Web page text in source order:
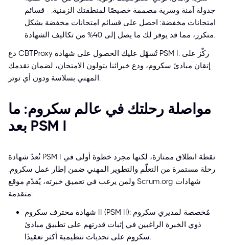
جدولة آمنة وسرية مصممة خصيصًا لمنطقتك الزمنية. - قسائم
امتحانات مخفضة: احصل على قسائم امتحانات مخفضة بشكل
متكرر، مما قد يوفر لك ما يصل إلى 40% من تكاليف الشهادة.
دع CBTProxy تُسهّل عليك الحصول على شهادة PSM I. ركّز على
إتقان مبادئ سكروم، ودع خبرائنا يتولون الامتحان، لضمان تقدمك
المهني بسلاسة ودون أي توتر.
مواصلة رحلتك في عالم سكروم: ما
بعد PSM I
تُعدّ شهادة PSM I نقطة انطلاق ممتازة، لكنها مجرد خطوة أولى في
رحلة مستمرة من التعلّم والتطوير المهني ضمن إطار عمل سكروم.
ولمن يرغب في تعميق خبرته، يُقدّم موقع Scrum.org شهادات
متقدمة:
شهادة محترف سكروم II (PSM II): مُخصصة لمديري سكروم
ذوي الخبرة الراغبين في إثبات قدرتهم على تطبيق مبادئ
سكروم على تحديات تنظيمية أكثر تعقيدًا.